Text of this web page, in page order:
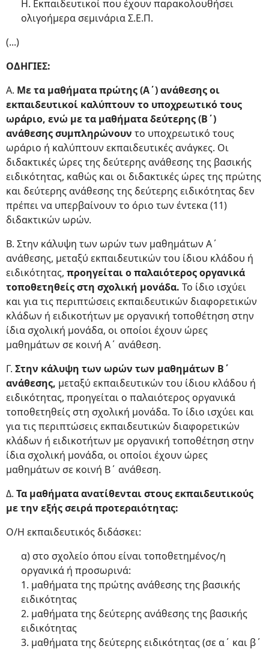
Η. Εκπαιδευτικοί που έχουν παρακολουθήσει
ολιγοήμερα σεμινάρια Σ.Ε.Π.
(...)
ΟΔΗΓΙΕΣ:
Α. Με τα μαθήματα πρώτης (Α΄) ανάθεσης οι
εκπαιδευτικοί καλύπτουν το υποχρεωτικό τους
ωράριο, ενώ με τα μαθήματα δεύτερης (Β΄)
ανάθεσης συμπληρώνουν το υποχρεωτικό τους
ωράριο ή καλύπτουν εκπαιδευτικές ανάγκες. Οι
διδακτικές ώρες της δεύτερης ανάθεσης της βασικής
ειδικότητας, καθώς και οι διδακτικές ώρες της πρώτης
και δεύτερης ανάθεσης της δεύτερης ειδικότητας δεν
πρέπει να υπερβαίνουν το όριο των έντεκα (11)
διδακτικών ωρών.
Β. Στην κάλυψη των ωρών των μαθημάτων Α΄
ανάθεσης, μεταξύ εκπαιδευτικών του ίδιου κλάδου ή
ειδικότητας, προηγείται ο παλαιότερος οργανικά
τοποθετηθείς στη σχολική μονάδα. Το ίδιο ισχύει
και για τις περιπτώσεις εκπαιδευτικών διαφορετικών
κλάδων ή ειδικοτήτων με οργανική τοποθέτηση στην
ίδια σχολική μονάδα, οι οποίοι έχουν ώρες
μαθημάτων σε κοινή Α΄ ανάθεση.
Γ. Στην κάλυψη των ωρών των μαθημάτων Β΄
ανάθεσης, μεταξύ εκπαιδευτικών του ίδιου κλάδου ή
ειδικότητας, προηγείται ο παλαιότερος οργανικά
τοποθετηθείς στη σχολική μονάδα. Το ίδιο ισχύει και
για τις περιπτώσεις εκπαιδευτικών διαφορετικών
κλάδων ή ειδικοτήτων με οργανική τοποθέτηση στην
ίδια σχολική μονάδα, οι οποίοι έχουν ώρες
μαθημάτων σε κοινή Β΄ ανάθεση.
Δ. Τα μαθήματα ανατίθενται στους εκπαιδευτικούς
με την εξής σειρά προτεραιότητας:
Ο/Η εκπαιδευτικός διδάσκει:
α) στο σχολείο όπου είναι τοποθετημένος/η
οργανικά ή προσωρινά:
1. μαθήματα της πρώτης ανάθεσης της βασικής
ειδικότητας
2. μαθήματα της δεύτερης ανάθεσης της βασικής
ειδικότητας
3. μαθήματα της δεύτερης ειδικότητας (σε α΄ και β΄